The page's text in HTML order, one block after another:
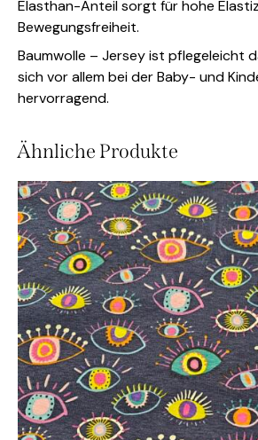
Elasthan-Anteil sorgt für hohe
Bewegungsfreiheit.
Baumwolle – Jersey ist pflegeleicht
sich vor allem bei der Baby- und
hervorragend.
Ähnliche Produkte